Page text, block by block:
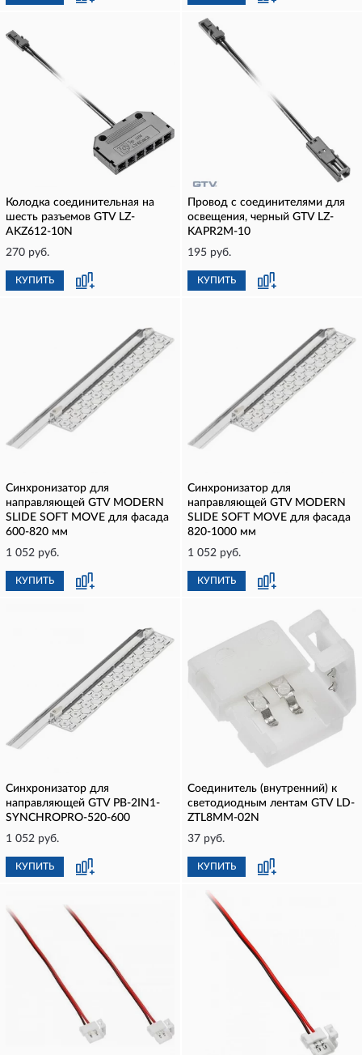
Колодка соединительная на
шесть разъемов GTV LZ-
AKZ612-10N
270 руб.
КУПИТЬ
Провод с соединителями для
освещения, черный GTV LZ-
KAPR2M-10
195 руб.
КУПИТЬ
Синхронизатор для
направляющей GTV MODERN
SLIDE SOFT MOVE для фасада
600-820 мм
1 052 руб.
КУПИТЬ
Синхронизатор для
направляющей GTV MODERN
SLIDE SOFT MOVE для фасада
820-1000 мм
1 052 руб.
КУПИТЬ
Синхронизатор для
направляющей GTV PB-2IN1-
SYNCHROPRO-520-600
1 052 руб.
КУПИТЬ
Соединитель (внутренний) к
светодиодным лентам GTV LD-
ZTL8MM-02N
37 руб.
КУПИТЬ